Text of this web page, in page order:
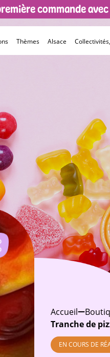
commande avec
Thèmes Alsace
Accueil
Tranche de
EN COURS DE